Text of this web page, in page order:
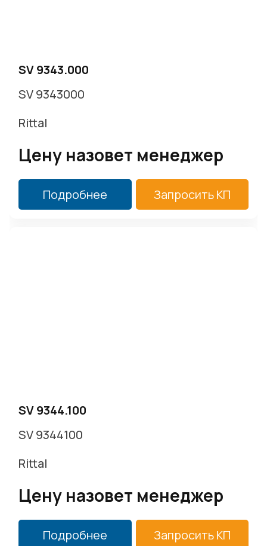
SV 9343.000
SV 9343000
Rittal
Цену назовет менеджер
Подробнее Запросить КП
SV 9344.100
SV 9344100
Rittal
Цену назовет менеджер
Подробнее Запросить КП